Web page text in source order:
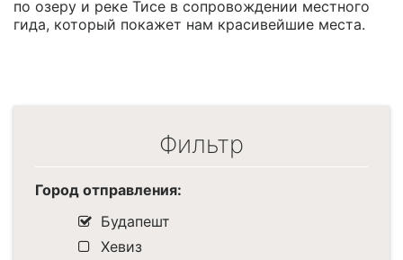
по озеру и реке Тисе в сопровождении местного
гида, который покажет нам красивейшие места.
Фильтр
Город отправления:
Будапешт
Хевиз